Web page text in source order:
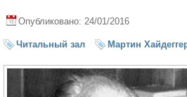
Опубликовано: 24/01/2016
Читальный зал Мартин